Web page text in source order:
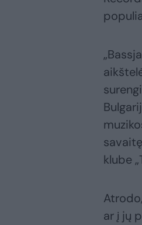
klube
ar į jų